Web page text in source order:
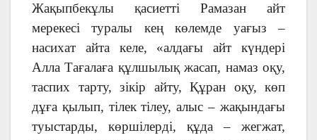
Жақыпбекұлы қасиетті Рамазан айт
мерекесі туралы кең көлемде уағыз –
насихат айта келе, «алдағы айт күндері
Алла Тағалаға құлшылық жасап, намаз оқу,
таспих тарту, зікір айту, Құран оқу, көп
дұға қылып, тілек тілеу, алыс – жақындағы
туыстарды, көршілерді, құда – жегжат,